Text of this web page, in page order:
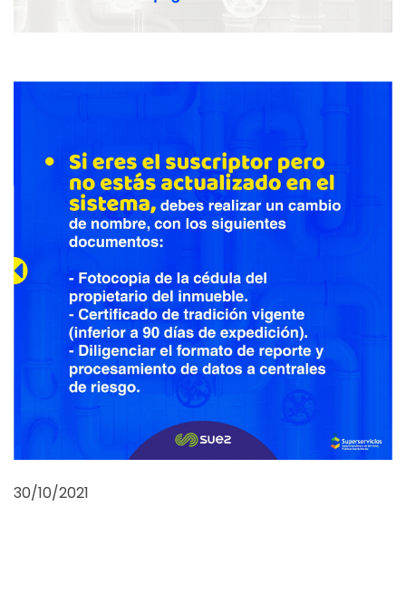
30/10/2021